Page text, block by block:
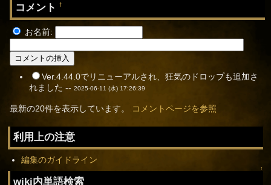
コメント†
お名前:
Ver.4.44.0でリニューアルされ、狂気のドロップも追加さ
れました --2025-06-11 (水) 17:26:39
最新の20件を表示しています。 コメントページを参照
利用上の注意
編集のガイドライン
↑
wiki内単語検索